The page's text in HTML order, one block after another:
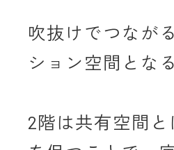
吹抜けでつなが
ション空間となる
2階は共有空間